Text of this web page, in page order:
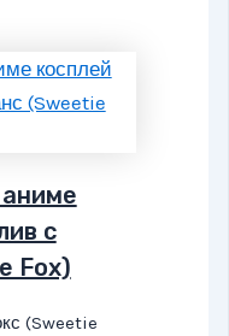
с
Fox)
(Sweetie